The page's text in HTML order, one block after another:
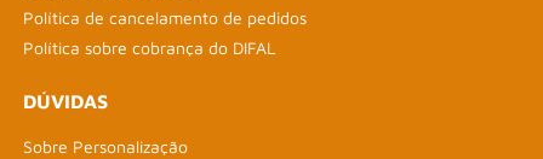
Política de cancelamento de pedidos
Política sobre cobrança do DIFAL
DÚVIDAS
Sobre Personalização